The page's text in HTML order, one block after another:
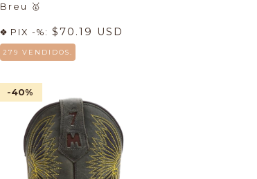
Breu 🥇
PIX -%: $70.19 USD
279 VENDIDOS.
-40%